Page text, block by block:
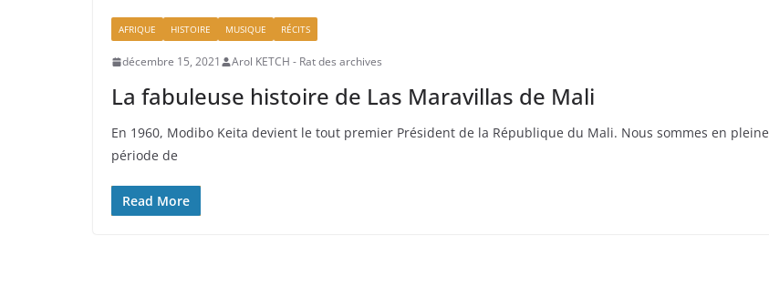
AFRIQUE HISTOIRE MUSIQUE RÉCITS
décembre 15, 2021 Arol KETCH - Rat des archives
La fabuleuse histoire de Las Maravillas de Mali
En 1960, Modibo Keita devient le tout premier Président de la République du Mali. Nous sommes en pleine
période de
Read More